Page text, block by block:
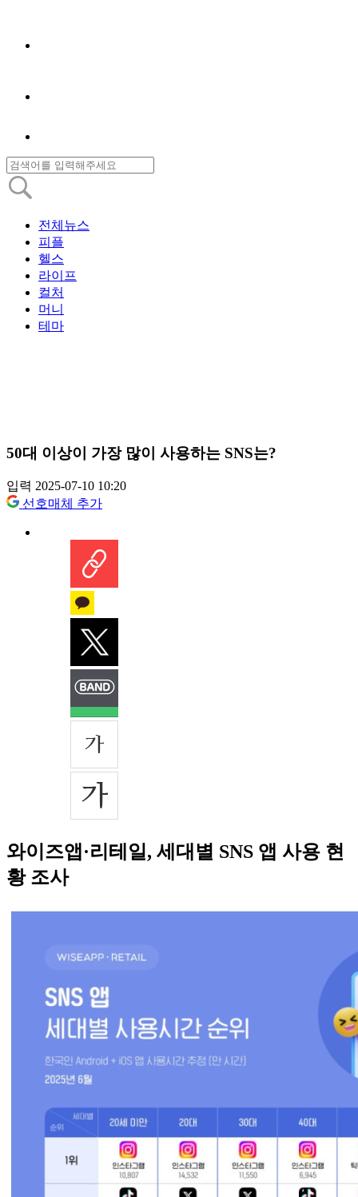
전체뉴스
피플
헬스
라이프
컬처
머니
테마
50대 이상이 가장 많이 사용하는 SNS는?
입력 2025-07-10 10:20
선호매체 추가
와이즈앱·리테일, 세대별 SNS 앱 사용 현
황 조사